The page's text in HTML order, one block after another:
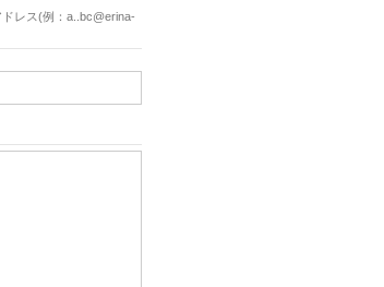
レス(例：a..bc@erina-